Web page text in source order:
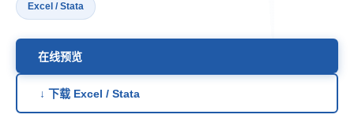
Excel / Stata
在线预览
↓ 下载 Excel / Stata